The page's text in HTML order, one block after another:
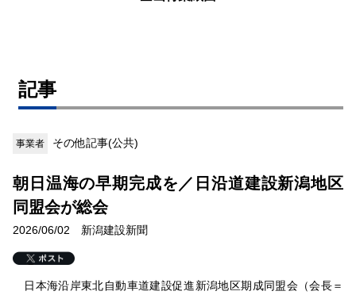
記事
事業者 その他記事(公共)
朝日温海の早期完成を／日沿道建設新潟地区
同盟会が総会
2026/06/02 新潟建設新聞
日本海沿岸東北自動車道建設促進新潟地区期成同盟会（会長＝